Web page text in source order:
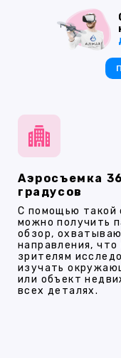
Аэросъемка
градусов
С помощью такой
можно получить
обзор,
направления, что
зрителям
изучать
или объект
всех деталях.